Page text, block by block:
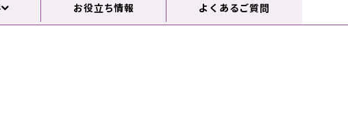
お役立ち情報 よくあるご質問